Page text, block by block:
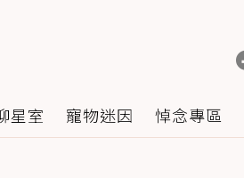
星室 寵物迷因 悼念專區